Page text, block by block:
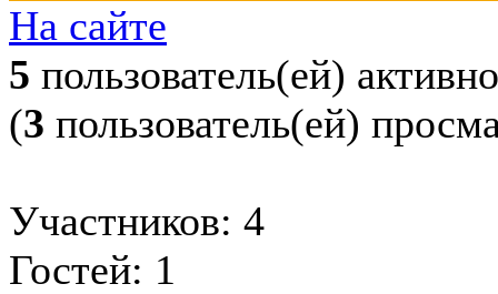
На сайте
5 пользователь(ей) активно
(3 пользователь(ей)
Участников: 4
Гостей: 1